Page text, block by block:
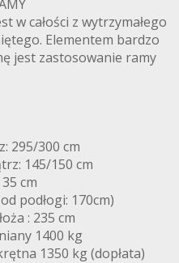
w całości z wytrzymałego
Elementem bardzo
jest zastosowanie ramy
295/300 cm
145/150 cm
cm
podłogi: 170cm)
: 235 cm
1400 kg
1350 kg (dopłata)